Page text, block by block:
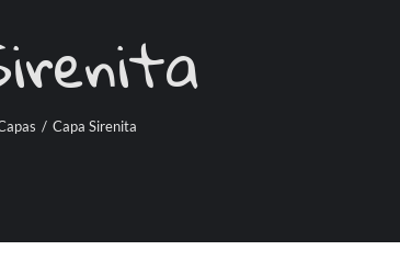
/ Capa Sirenita